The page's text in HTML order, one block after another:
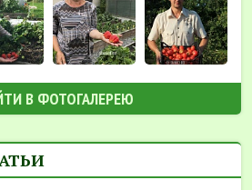
В ФОТОГАЛЕРЕЮ